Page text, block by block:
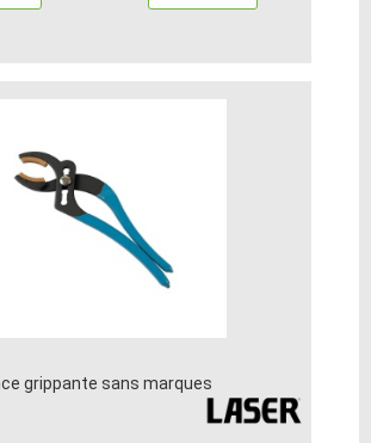
grippante sans marques